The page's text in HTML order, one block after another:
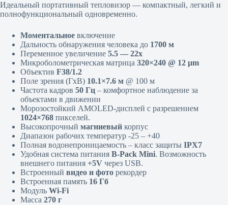
Идеальный портативный тепловизор — компактный, легкий и
полнофункциональный одновременно.
Моментальное включение
Дальность обнаружения человека до 1700 м
Переменное увеличение 5.5 — 22х
Микроболометрическая матрица 320×240 @ 12 µm
Объектив F38/1.2
Поле зрения (ГхВ) 10.1×7.6 м @ 100 м
Частота кадров 50 Гц – комфортное наблюдение за
объектами в движении
Морозостойкий AMOLED-дисплей с разрешением
1024×768 пикселей.
Высокопрочный магниевый корпус
Диапазон рабочих температур -25 – +40
Полная водонепроницаемость – класс защиты IPX7
Удобная система питания B-Pack Mini. Возможность
внешнего питания +5V через USB.
Встроенный видео и фото рекордер
Встроенная память 16 Гб
Модуль Wi-Fi
Масса 270 г